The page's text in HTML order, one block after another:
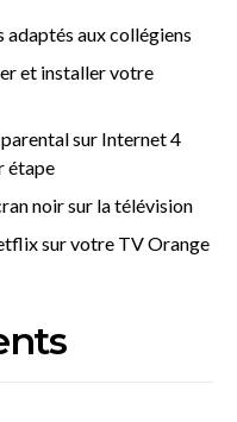
aux collégiens
et installer votre
sur Internet 4
étape
noir sur la télévision
sur votre TV Orange